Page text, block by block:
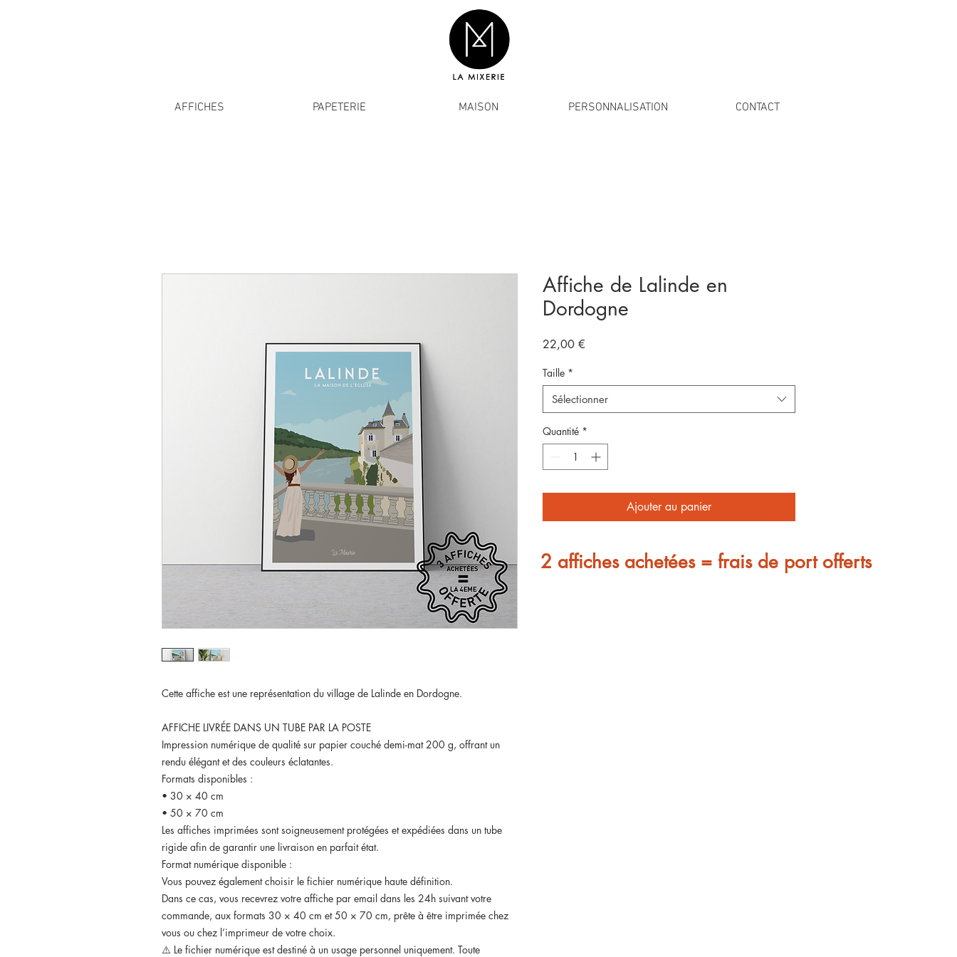
AFFICHES PAPETERIE MAISON PERSONNALISATION CONTACT
Cette affiche est une représentation du village de Lalinde en Dordogne.
AFFICHE LIVRÉE DANS UN TUBE PAR LA POSTE
Impression numérique de qualité sur papier couché demi-mat 200 g, offrant un
rendu élégant et des couleurs éclatantes.
Formats disponibles :
• 30 × 40 cm
• 50 × 70 cm
Les affiches imprimées sont soigneusement protégées et expédiées dans un tube
rigide afin de garantir une livraison en parfait état.
Format numérique disponible :
Vous pouvez également choisir le fichier numérique haute définition.
Dans ce cas, vous recevrez votre affiche par email dans les 24h suivant votre
commande, aux formats 30 × 40 cm et 50 × 70 cm, prête à être imprimée chez
vous ou chez l’imprimeur de votre choix.
⚠️ Le fichier numérique est destiné à un usage personnel uniquement. Toute
Affiche de Lalinde en
Dordogne
22,00 €
Taille *
Sélectionner
Quantité *
Ajouter au panier
2 affiches achetées = frais de port offerts